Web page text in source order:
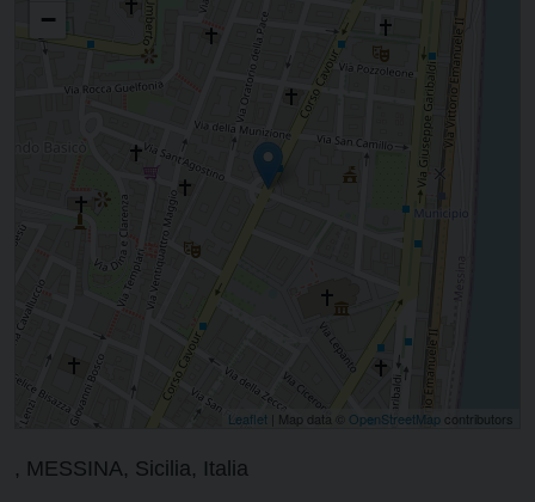
−
Leaflet | Map data © OpenStreetMap contributors
, MESSINA, Sicilia, Italia